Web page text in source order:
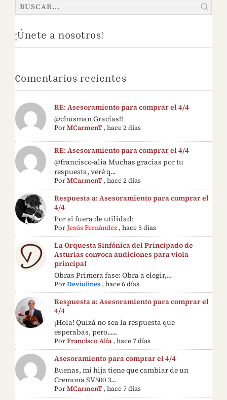
¡Únete a nosotros!
Comentarios recientes
RE: Asesoramiento para comprar el 4/4
@chusman Gracias!!
PorMCarmenT,hace 2 días
RE: Asesoramiento para comprar el 4/4
@francisco-alia Muchas gracias por tu
respuesta, veré q...
PorMCarmenT,hace 2 días
Respuesta a: Asesoramiento para comprar el
4/4
Por si fuera de utilidad:
PorJesús Fernández ,hace 5 días
La Orquesta Sinfónica del Principado de
Asturias convoca audiciones para viola
principal
Obras Primera fase: Obra a elegir,…
PorDeviolines ,hace 6 días
Respuesta a: Asesoramiento para comprar el
4/4
¡Hola! Quizá no sea la respuesta que
esperabas, pero......
PorFrancisco Alía ,hace 7 días
Asesoramiento para comprar el 4/4
Buenas, mi hija tiene que cambiar de un
Cremona SV500 3...
PorMCarmenT,hace 7 días